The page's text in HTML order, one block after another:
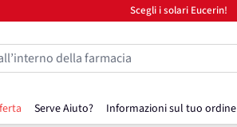
Scegli i solari Eucerin!
Serve Aiuto? Informazioni sul tuo ordine
della farmacia